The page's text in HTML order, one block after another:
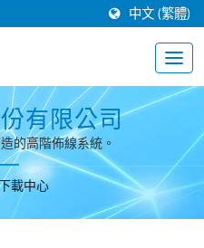
中文 (繁體)
有限公司
的高階佈線系統。
載中心